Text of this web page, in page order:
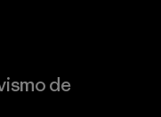
de